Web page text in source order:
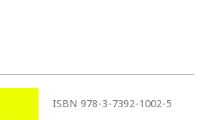
ISBN 978-3-7392-1002-5